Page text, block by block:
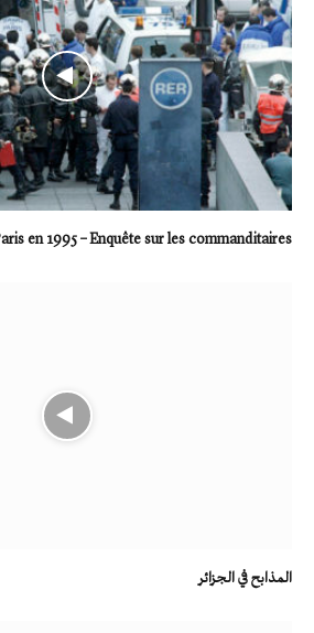
en 1995 – Enquête sur les commanditaires
المذابح في الجزائر